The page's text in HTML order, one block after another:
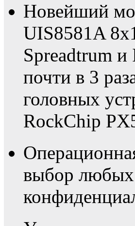
Новейший
UIS8581A
Spreadtrum
почти в 3
головных
RockChip
выбор любых